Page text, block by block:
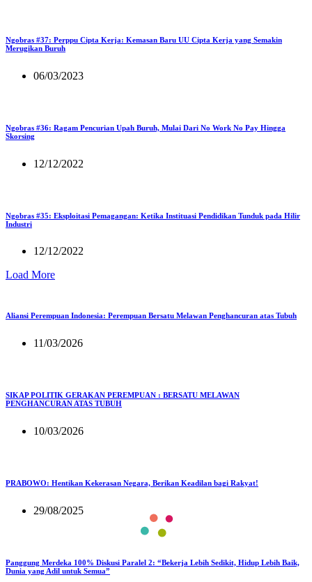
Ngobras #37: Perppu Cipta Kerja: Kemasan Baru UU Cipta Kerja yang Semakin
Merugikan Buruh
06/03/2023
Ngobras #36: Ragam Pencurian Upah Buruh, Mulai Dari No Work No Pay Hingga
Skorsing
12/12/2022
Ngobras #35: Eksploitasi Pemagangan: Ketika Instituasi Pendidikan Tunduk pada Hilir
Industri
12/12/2022
Load More
Aliansi Perempuan Indonesia: Perempuan Bersatu Melawan Penghancuran atas Tubuh
11/03/2026
SIKAP POLITIK GERAKAN PEREMPUAN : BERSATU MELAWAN
PENGHANCURAN ATAS TUBUH
10/03/2026
PRABOWO: Hentikan Kekerasan Negara, Berikan Keadilan bagi Rakyat!
29/08/2025
Panggung Merdeka 100% Diskusi Paralel 2: “Bekerja Lebih Sedikit, Hidup Lebih Baik,
Dunia yang Adil untuk Semua”